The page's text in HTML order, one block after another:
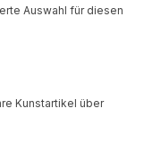
Auswahl für diesen
Kunstartikel über